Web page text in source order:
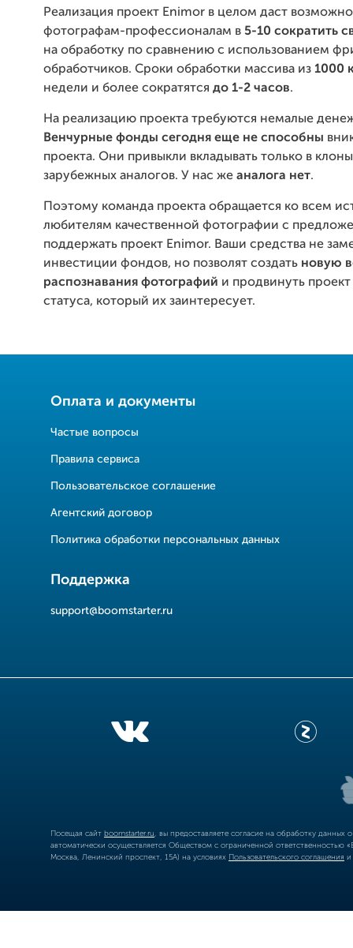
Реализация проект Enimor в целом даст
фотографам-профессионалам в 5-10 сократить
на обработку по сравнению с использованием
обработчиков. Сроки обработки массива из 1000
недели и более сократятся до 1-2 часов.
На реализацию проекта требуются немалые
Венчурные фонды сегодня еще не способны
проекта. Они привыкли вкладывать только в
зарубежных аналогов. У нас же аналога нет.
Поэтому команда проекта обращается ко всем
любителям качественной фотографии с
поддержать проект Enimor. Ваши средства не
инвестиции фондов, но позволят создать новую
распознавания фотографий и продвинуть
статуса, который их заинтересует.
Оплата и документы
Частые вопросы
Правила сервиса
Пользовательское соглашение
Агентский договор
Политика обработки персональных данных
Поддержка
support@boomstarter.ru
Посещая сайт boomstarter.ru , вы предоставляете согласие на обработку
автоматически осуществляется Обществом с ограниченной
Москва, Ленинский проспект, 15А) на условиях Пользовательского соглашения и